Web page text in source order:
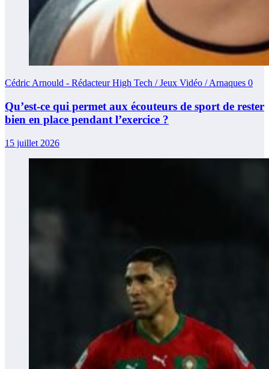
Cédric Arnould - Rédacteur High Tech / Jeux Vidéo / Arnaques 0
Qu’est-ce qui permet aux écouteurs de sport de rester
bien en place pendant l’exercice ?
15 juillet 2026